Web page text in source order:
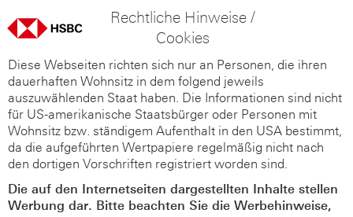
Rechtliche Hinweise /
Cookies
Diese Webseiten richten sich nur an Personen, die ihren
dauerhaften Wohnsitz in dem folgend jeweils
auszuwählenden Staat haben. Die Informationen sind nicht
für US-amerikanische Staatsbürger oder Personen mit
Wohnsitz bzw. ständigem Aufenthalt in den USA bestimmt,
da die aufgeführten Wertpapiere regelmäßig nicht nach
den dortigen Vorschriften registriert worden sind.
Die auf den Internetseiten dargestellten Inhalte stellen
Werbung dar. Bitte beachten Sie die Werbehinweise,